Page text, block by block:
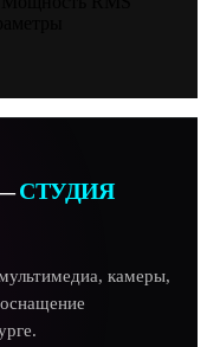
СТУДИЯ
камеры,